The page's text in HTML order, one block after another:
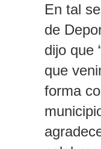
En tal
de
dijo que
que
forma